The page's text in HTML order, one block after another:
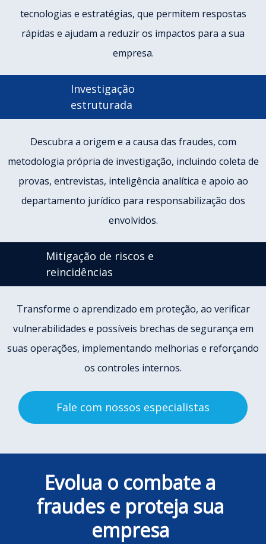
tecnologias e estratégias, que permitem respostas
rápidas e ajudam a reduzir os impactos para a sua
empresa.
Investigação
estruturada
Descubra a origem e a causa das fraudes, com
metodologia própria de investigação, incluindo coleta de
provas, entrevistas, inteligência analítica e apoio ao
departamento jurídico para responsabilização dos
envolvidos.
Mitigação de riscos e
reincidências
Transforme o aprendizado em proteção, ao verificar
vulnerabilidades e possíveis brechas de segurança em
suas operações, implementando melhorias e reforçando
os controles internos.
Fale com nossos especialistas
Evolua o combate a
fraudes e proteja sua
empresa